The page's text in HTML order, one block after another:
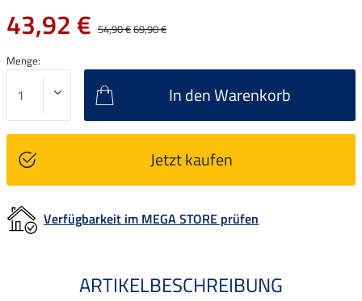
43,92 € 54,90 €69,90 €
Menge:
In den Warenkorb
Jetzt kaufen
Verfügbarkeit im MEGA STORE prüfen
ARTIKELBESCHREIBUNG